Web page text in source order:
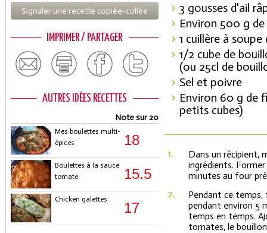
Signaler une recette copiée-collée
IMPRIMER / PARTAGER
AUTRES IDÉES RECETTES
Note sur 20
Mes boulettes multi-
épices
18
Boulettes à la sauce
tomate
15.5
Chicken galettes
17
3 gousses d'ail
Environ 500 g
1 cuillère à
1/2 cube de
(ou 25cl de
Sel et poivre
Environ 60 g de
petits cubes)
1.
Dans un récipient,
ingrédients.
minutes au four
2.
Pendant ce temps,
pendant environ 5
temps en temps.
tomates, le